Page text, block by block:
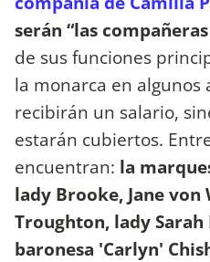
serán “las
de sus funciones
la monarca en algunos
recibirán un salario,
estarán cubiertos.
encuentran: la
lady Brooke, Jane von
Troughton, lady Sarah
baronesa 'Carlyn'